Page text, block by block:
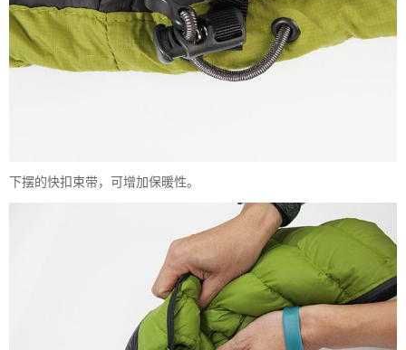
下摆的快扣束带，可增加保暖性。